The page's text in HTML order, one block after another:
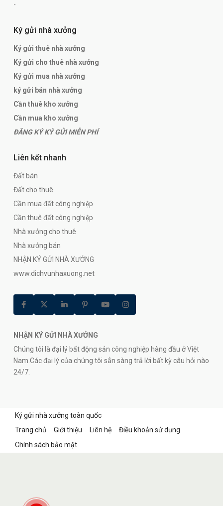
-
Ký gửi nhà xưởng
Ký gửi thuê nhà xưởng
Ký gửi cho thuê nhà xưởng
Ký gửi mua nhà xưởng
ký gửi bán nhà xưởng
Cần thuê kho xưởng
Cần mua kho xưởng
ĐĂNG KÝ KÝ GỬI MIỄN PHÍ
Liên kết nhanh
Đất bán
Đất cho thuê
Cần mua đất công nghiệp
Cần thuê đất công nghiệp
Nhà xưởng cho thuê
Nhà xưởng bán
NHẬN KÝ GỬI NHÀ XƯỞNG
www.dichvunhaxuong.net
NHẬN KÝ GỬI NHÀ XƯỞNG
Chúng tôi là đại lý bất động sản công nghiệp hàng đầu ở Việt
Nam.Các đại lý của chúng tôi sẳn sàng trả lời bất kỳ câu hỏi nào
24/7.
Ký gửi nhà xưởng toàn quốc
Trang chủ
Giới thiệu Liên hệ
Điều khoản sử dụng
Chính sách bảo mật